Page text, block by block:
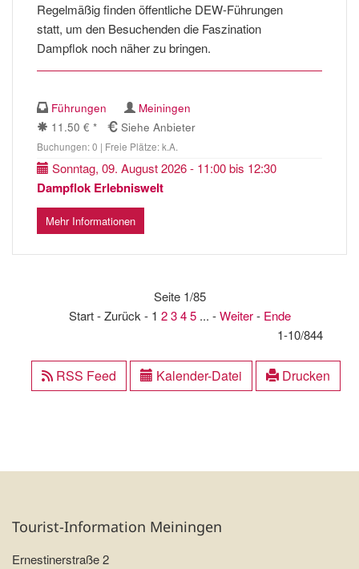
Regelmäßig finden öffentliche DEW-Führungen
statt, um den Besuchenden die Faszination
Dampflok noch näher zu bringen.
Führungen
Meiningen
11.50 € *
Siehe Anbieter
Buchungen: 0 | Freie Plätze: k.A.
Sonntag, 09. August 2026 - 11:00 bis 12:30
Dampflok Erlebniswelt
Mehr Informationen
Seite 1/85
Start - Zurück - 1 2 3 4 5... -Weiter- Ende
1-10/844
RSS Feed Kalender-Datei Drucken
Tourist-Information Meiningen
Ernestinerstraße 2